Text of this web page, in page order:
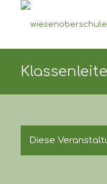
Diese